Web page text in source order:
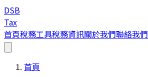
DSB
Tax
首頁稅務工具稅務資訊關於我們聯絡我們
首頁